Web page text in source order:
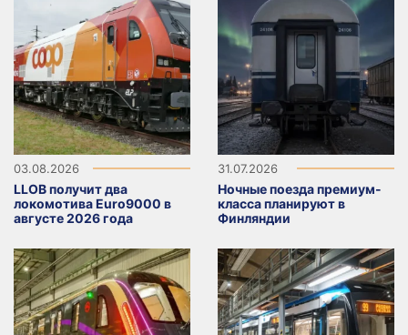
03.08.2026
LLOB получит два
локомотива Euro9000 в
августе 2026 года
31.07.2026
Ночные поезда премиум-
класса планируют в
Финляндии